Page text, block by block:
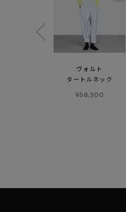
ヴォルト
タートルネック
¥58,300